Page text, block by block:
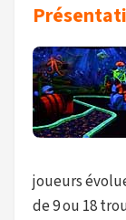
joueurs
de 9 ou 18